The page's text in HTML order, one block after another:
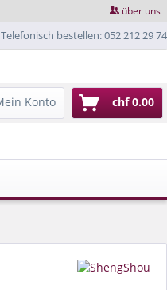
über uns
Telefonisch bestellen: 052 212 29 74
Konto chf 0.00